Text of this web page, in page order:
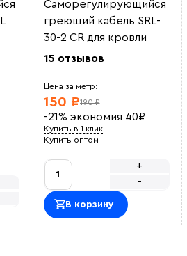
показывается такая как
для прогрева
на сайте сразу приобрели
Закупали кабель для
по документам все в
на отрез , адекватная
для обогрева емкости с
Саморегулирующийся
греющий кабель SRL-
30-2 CR для кровли
15 отзывов
Цена за метр:
190 ₽
150 ₽
-21% экономия 40₽
Купить в 1 клик
Купить оптом
-
+
В корзину